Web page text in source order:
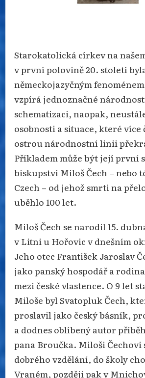
Starokatolická církev na
v první polovině 20. století
německojazyčným
vzpírá jednoznačné
schematizaci, naopak,
osobnosti a situace, které více
ostrou národnostní linii
Příkladem může být její první
biskupství Miloš Čech – nebo
Czech – od jehož smrti na
uběhlo 100 let.
Miloš Čech se narodil 15.
v Litni u Hořovic v dnešním
Jeho otec František Jaroslav
jako panský hospodář a
mezi české vlastence. O 9 let
Miloše byl Svatopluk Čech,
proslavil jako český básník,
a dodnes oblíbený autor
pana Broučka. Miloši Čechovi
dobrého vzdělání, do školy
Vraném, později pak v